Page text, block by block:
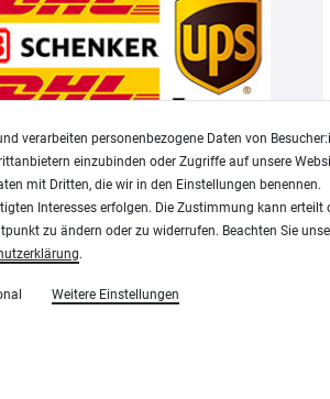
Widerrufsrecht
Transferpressen, Siebdruck und Plotterfolien
verarbeiten personenbezogene Daten von
einzubinden oder Zugriffe auf unsere
mit Dritten, die wir in den Einstellungen benennen.
Interesses erfolgen. Die Zustimmung kann erteilt
zu ändern oder zu widerrufen. Beachten Sie
.
Weitere Einstellungen